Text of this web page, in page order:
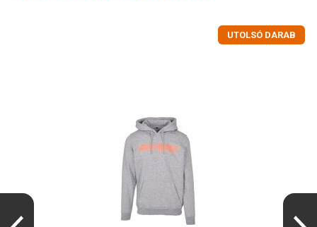
UTOLSÓ DARAB